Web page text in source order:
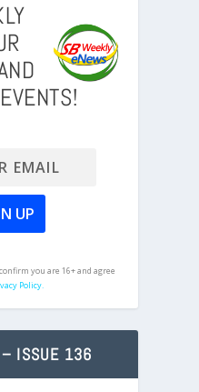
you are 16+ and agree
Policy.
– ISSUE 136